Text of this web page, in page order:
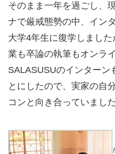
そのまま一年を過ごし、
ナで厳戒態勢の中、イン
大学4年生に復学しまし
業も卒論の執筆もオンライ
SALASUSUのインターン
とにしたので、実家の自
コンと向き合っていました